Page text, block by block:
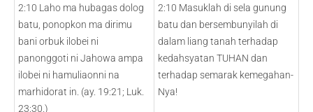
2:10 Laho ma hubagas dolog
batu, ponopkon ma dirimu
bani orbuk ilobei ni
panonggoti ni Jahowa ampa
ilobei ni hamuliaonni na
marhidorat in. (ay. 19:21; Luk.
23:30.)
2:10 Masuklah di sela gunung
batu dan bersembunyilah di
dalam liang tanah terhadap
kedahsyatan TUHAN dan
terhadap semarak kemegahan-
Nya!